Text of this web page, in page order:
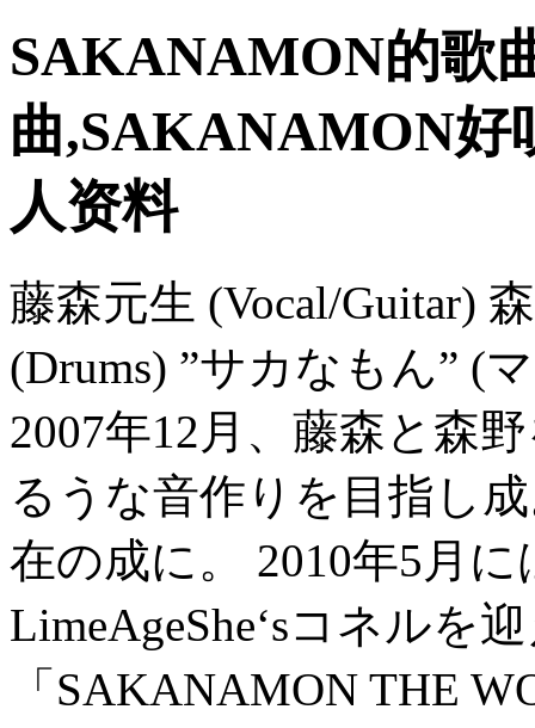
SAKANAMON的歌
曲,SAKANAMON
人资料
藤森元生 (Vocal/Guitar)
(Drums) ”サカなもん” (
2007年12月、藤森と森
るうな音作りを目指し
在の成に。 2010年5月
LimeAgeShe‘sコネルを
「SAKANAMON THE